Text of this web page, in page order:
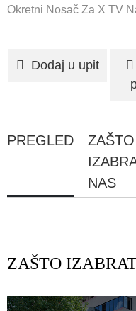
Okretni Nosač Za X TV
Dodaj u upit
PREGLED
ZAŠTO
NAS
ZAŠTO